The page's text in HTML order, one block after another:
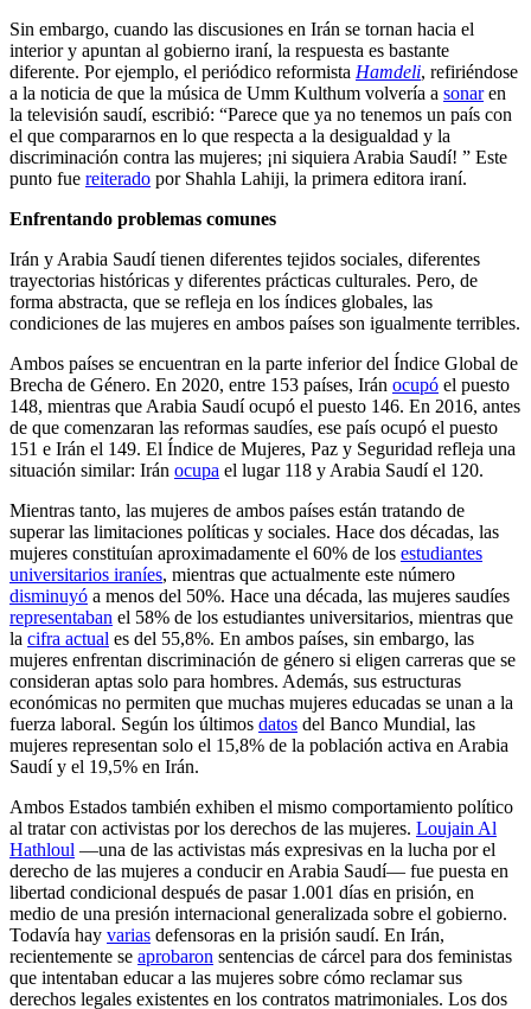
Sin embargo, cuando las discusiones en Irán se tornan hacia el
interior y apuntan al gobierno iraní, la respuesta es bastante
diferente. Por ejemplo, el periódico reformista Hamdeli, refiriéndose
a la noticia de que la música de Umm Kulthum volvería a sonaren
la televisión saudí, escribió: “Parece que ya no tenemos un país con
el que compararnos en lo que respecta a la desigualdad y la
discriminación contra las mujeres; ¡ni siquiera Arabia Saudí! ” Este
punto fue reiterado por Shahla Lahiji, la primera editora iraní.
Enfrentando problemas comunes
Irán y Arabia Saudí tienen diferentes tejidos sociales, diferentes
trayectorias históricas y diferentes prácticas culturales. Pero, de
forma abstracta, que se refleja en los índices globales, las
condiciones de las mujeres en ambos países son igualmente terribles.
Ambos países se encuentran en la parte inferior del Índice Global de
Brecha de Género. En 2020, entre 153 países, Irán ocupó el puesto
148, mientras que Arabia Saudí ocupó el puesto 146. En 2016, antes
de que comenzaran las reformas saudíes, ese país ocupó el puesto
151 e Irán el 149. El Índice de Mujeres, Paz y Seguridad refleja una
situación similar: Irán ocupa el lugar 118 y Arabia Saudí el 120.
Mientras tanto, las mujeres de ambos países están tratando de
superar las limitaciones políticas y sociales. Hace dos décadas, las
mujeres constituían aproximadamente el 60% de los estudiantes
universitarios iraníes, mientras que actualmente este número
disminuyó a menos del 50%. Hace una década, las mujeres saudíes
representaban el 58% de los estudiantes universitarios, mientras que
la cifra actual es del 55,8%. En ambos países, sin embargo, las
mujeres enfrentan discriminación de género si eligen carreras que se
consideran aptas solo para hombres. Además, sus estructuras
económicas no permiten que muchas mujeres educadas se unan a la
fuerza laboral. Según los últimos datos del Banco Mundial, las
mujeres representan solo el 15,8% de la población activa en Arabia
Saudí y el 19,5% en Irán.
Ambos Estados también exhiben el mismo comportamiento político
al tratar con activistas por los derechos de las mujeres. Loujain Al
Hathloul —una de las activistas más expresivas en la lucha por el
derecho de las mujeres a conducir en Arabia Saudí— fue puesta en
libertad condicional después de pasar 1.001 días en prisión, en
medio de una presión internacional generalizada sobre el gobierno.
Todavía hay varias defensoras en la prisión saudí. En Irán,
recientemente se aprobaron sentencias de cárcel para dos feministas
que intentaban educar a las mujeres sobre cómo reclamar sus
derechos legales existentes en los contratos matrimoniales. Los dos